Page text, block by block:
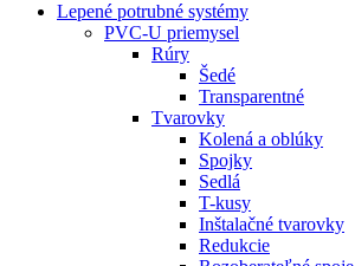
Lepené potrubné systémy
PVC-U priemysel
Rúry
Šedé
Transparentné
Tvarovky
Kolená a oblúky
Spojky
Sedlá
T-kusy
Inštalačné tvarovky
Redukcie